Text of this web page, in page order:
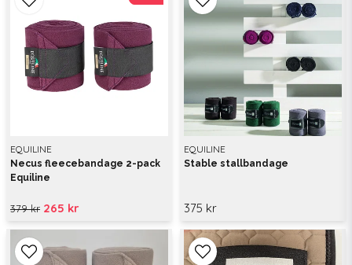
EQUILINE
Necus fleecebandage 2-pack
Equiline
379 kr 265 kr
EQUILINE
Stable stallbandage
375 kr